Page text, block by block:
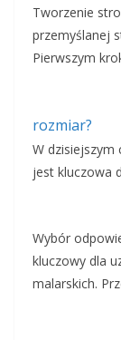
Tworzenie
przemyślanej
Pierwszym
rozmiar?
W dzisiejszym
jest kluczowa
Wybór
kluczowy dla
malarskich.